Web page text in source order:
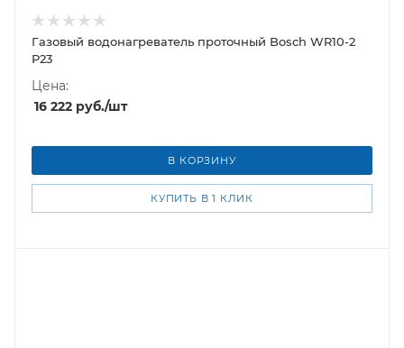
Газовый водонагреватель проточный Bosch WR10-2
P23
Цена:
16 222 руб./шт
В КОРЗИНУ
КУПИТЬ В 1 КЛИК